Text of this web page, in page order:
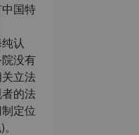
国特
认
没有
立法
的法
定位